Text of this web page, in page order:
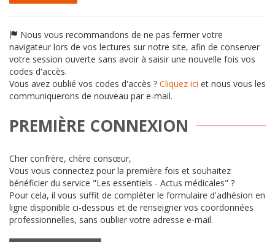
Nous vous recommandons de ne pas fermer votre
navigateur lors de vos lectures sur notre site, afin de conserver
votre session ouverte sans avoir à saisir une nouvelle fois vos
codes d'accès.
Vous avez oublié vos codes d'accès ? Cliquez ici et nous vous les
communiquerons de nouveau par e-mail.
PREMIÈRE CONNEXION
Cher confrère, chère consœur,
Vous vous connectez pour la première fois et souhaitez
bénéficier du service "Les essentiels - Actus médicales" ?
Pour cela, il vous suffit de compléter le formulaire d'adhésion en
ligne disponible ci-dessous et de renseigner vos coordonnées
professionnelles, sans oublier votre adresse e-mail.